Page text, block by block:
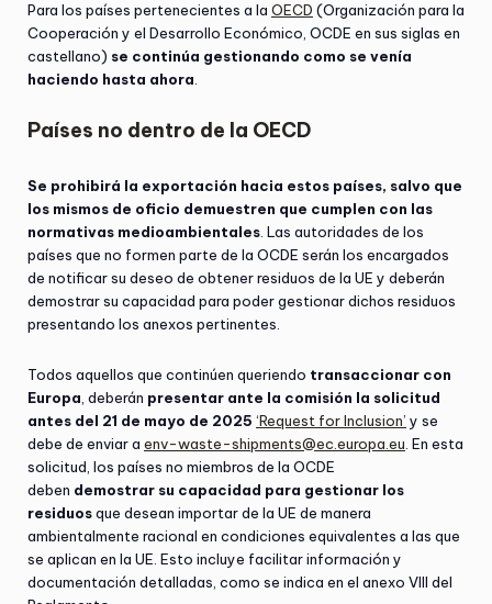
Para los países pertenecientes a la OECD (Organización para la
Cooperación y el Desarrollo Económico, OCDE en sus siglas en
castellano) se continúa gestionando como se venía
haciendo hasta ahora
Países no dentro de la OECD
Se prohibirá la exportación hacia estos países, salvo que
los mismos de oficio demuestren que cumplen con las
normativas medioambientales . Las autoridades de los
países que no formen parte de la OCDE serán los encargados
de notificar su deseo de obtener residuos de la UE y deberán
demostrar su capacidad para poder gestionar dichos residuos
presentando los anexos pertinentes.
Todos aquellos que continúen queriendo transaccionar con
Europa , deberán presentar ante la comisión la solicitud
antes del 21 de mayo de 2025 ‘Request for Inclusion’ y se
debe de enviar a env-waste-shipments@ec.europa.eu . En esta
solicitud, los países no miembros de la OCDE
deben demostrar su capacidad para gestionar los
residuosque desean importar de la UE de manera
ambientalmente racional en condiciones equivalentes a las que
se aplican en la UE. Esto incluye facilitar información y
documentación detalladas, como se indica en el anexo VIII del